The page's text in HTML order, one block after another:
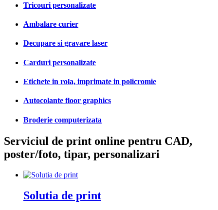
Tricouri personalizate
Ambalare curier
Decupare si gravare laser
Carduri personalizate
Etichete in rola, imprimate in policromie
Autocolante floor graphics
Broderie computerizata
Serviciul de print online pentru CAD,
poster/foto, tipar, personalizari
Solutia de print